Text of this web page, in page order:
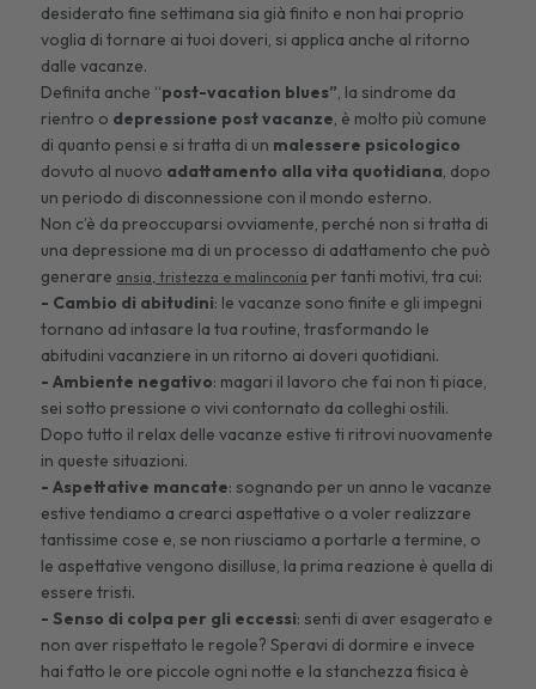
desiderato fine settimana sia già finito e non hai proprio
voglia di tornare ai tuoi doveri, si applica anche al ritorno
dalle vacanze.
Definita anche “post-vacation blues”, la sindrome da
rientro o depressione post vacanze, è molto più comune
di quanto pensi e si tratta di un malessere psicologico
dovuto al nuovo adattamento alla vita quotidiana, dopo
un periodo di disconnessione con il mondo esterno.
Non c’è da preoccuparsi ovviamente, perché non si tratta di
una depressione ma di un processo di adattamento che può
generare ansia, tristezza e malinconia per tanti motivi, tra cui:
- Cambio di abitudini: le vacanze sono finite e gli impegni
tornano ad intasare la tua routine, trasformando le
abitudini vacanziere in un ritorno ai doveri quotidiani.
- Ambiente negativo: magari il lavoro che fai non ti piace,
sei sotto pressione o vivi contornato da colleghi ostili.
Dopo tutto il relax delle vacanze estive ti ritrovi nuovamente
in queste situazioni.
- Aspettative mancate: sognando per un anno le vacanze
estive tendiamo a crearci aspettative o a voler realizzare
tantissime cose e, se non riusciamo a portarle a termine, o
le aspettative vengono disilluse, la prima reazione è quella di
essere tristi.
- Senso di colpa per gli eccessi: senti di aver esagerato e
non aver rispettato le regole? Speravi di dormire e invece
hai fatto le ore piccole ogni notte e la stanchezza fisica è